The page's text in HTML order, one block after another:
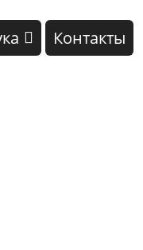
Контакты